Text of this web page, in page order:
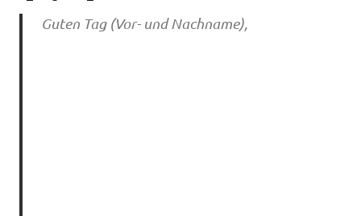
Guten Tag (Vor- und Nachname),